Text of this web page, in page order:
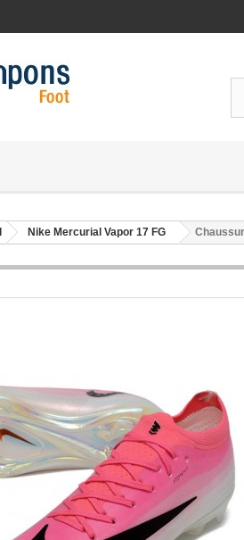
Nike Mercurial Vapor 17 FG